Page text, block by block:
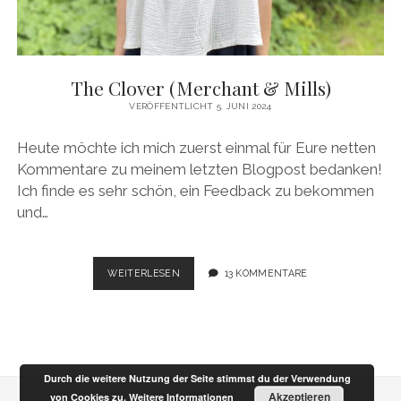
The Clover (Merchant & Mills)
VERÖFFENTLICHT 5. JUNI 2024
Heute möchte ich mich zuerst einmal für Eure netten
Kommentare zu meinem letzten Blogpost bedanken!
Ich finde es sehr schön, ein Feedback zu bekommen
und…
WEITERLESENTHE
CLOVER
13 KOMMENTARE
Durch die weitere Nutzung der Seite stimmst du der Verwendung
von Cookies zu.Weitere Informationen Akzeptieren